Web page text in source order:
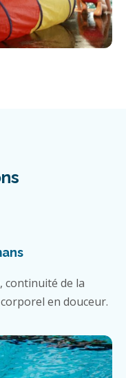
continuité de la
en douceur.